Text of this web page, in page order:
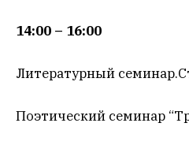
14:00 – 16:00
Литературный
Поэтический семинар